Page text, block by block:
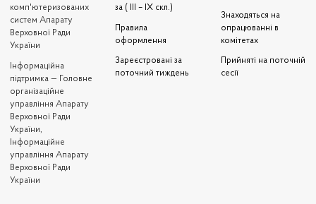
комп'ютеризованих
систем Апарату
Верховної Ради
України
Iнформаційна
підтримка — Головне
організаційне
управління Апарату
Верховної Ради
України,
Інформаційне
управління Апарату
Верховної Ради
України
за ( III – IX скл.)
Правила
оформлення
Зареєстровані за
поточний тиждень
Знаходяться на
опрацюванні в
комітетах
Прийняті на поточній
сесії